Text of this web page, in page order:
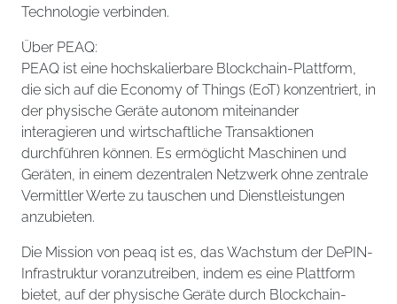
Technologie verbinden.
Über PEAQ:
PEAQ ist eine hochskalierbare Blockchain-Plattform,
die sich auf die Economy of Things (EoT) konzentriert, in
der physische Geräte autonom miteinander
interagieren und wirtschaftliche Transaktionen
durchführen können. Es ermöglicht Maschinen und
Geräten, in einem dezentralen Netzwerk ohne zentrale
Vermittler Werte zu tauschen und Dienstleistungen
anzubieten.
Die Mission von peaq ist es, das Wachstum der DePIN-
Infrastruktur voranzutreiben, indem es eine Plattform
bietet, auf der physische Geräte durch Blockchain-